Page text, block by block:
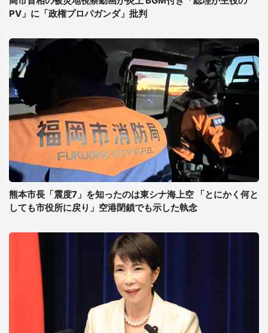
PV」に「政権プロパガンダ」批判
熊本市長「震度7」を知ったのは東シナ海上空 「とにかく何と
しても市役所に戻り」空港閉鎖でも示した執念